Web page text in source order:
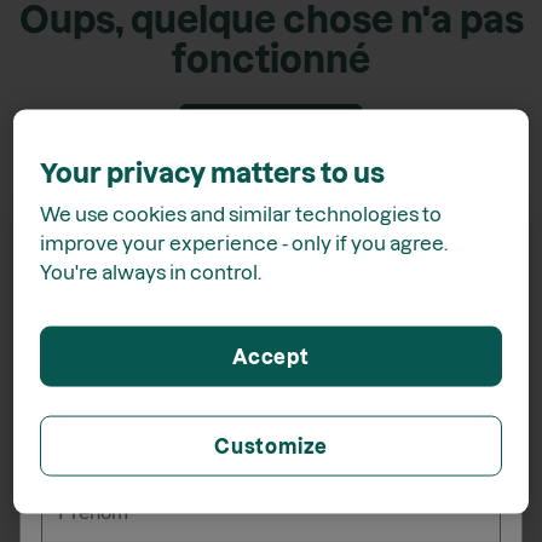
Oups, quelque chose n'a pas
fonctionné
15% de rabais*
lors de votre inscription à l'infolettre
_______
Your privacy matters to us
We use cookies and similar technologies to
improve your experience - only if you agree.
You're always in control.
Customize
Accept